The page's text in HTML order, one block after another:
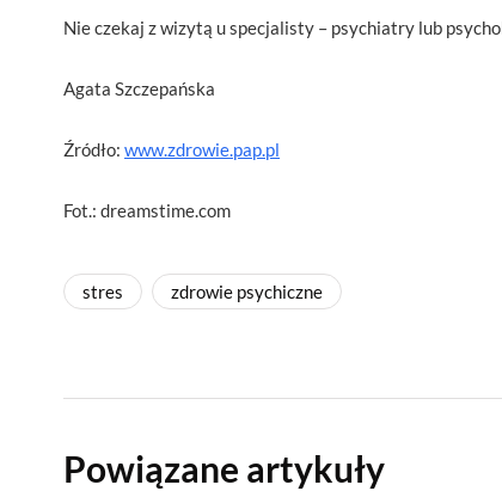
Nie czekaj z wizytą u specjalisty – psychiatry lub
Agata Szczepańska
Źródło: www.zdrowie.pap.pl
Fot.: dreamstime.com
stres zdrowie psychiczne
Powiązane artykuły